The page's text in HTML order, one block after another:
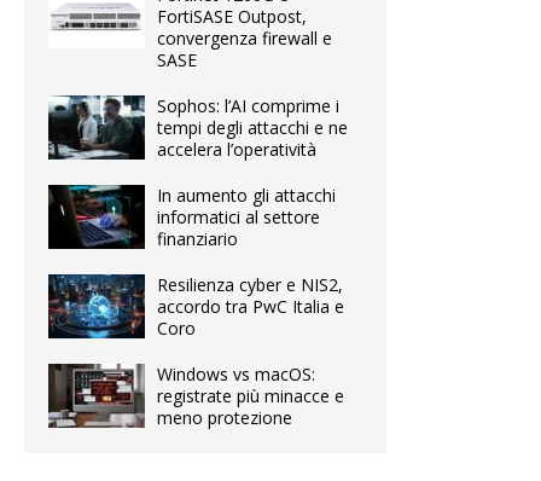
FortiSASE Outpost,
convergenza firewall e
SASE
Sophos: l’AI comprime i
tempi degli attacchi e ne
accelera l’operatività
In aumento gli attacchi
informatici al settore
finanziario
Resilienza cyber e NIS2,
accordo tra PwC Italia e
Coro
Windows vs macOS:
registrate più minacce e
meno protezione